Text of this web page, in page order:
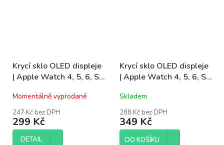
Krycí sklo OLED displeje
| Apple Watch 4, 5, 6, SE
Momentálně vyprodané
247 Kč bez DPH
299 Kč
DETAIL
Krycí sklo OLED displeje
| Apple Watch 4, 5, 6, SE
Skladem
288 Kč bez DPH
349 Kč
DO KOŠÍKU